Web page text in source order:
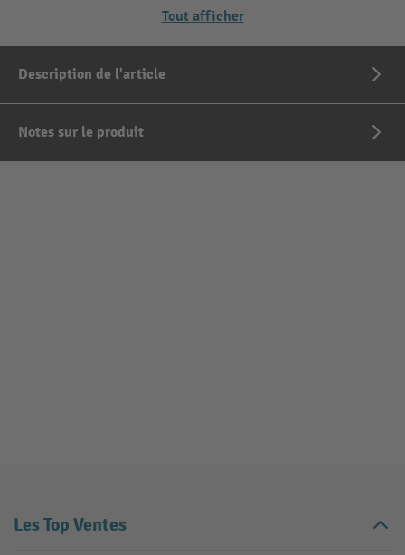
Tout afficher
Description de l'article
Notes sur le produit
Les Top Ventes